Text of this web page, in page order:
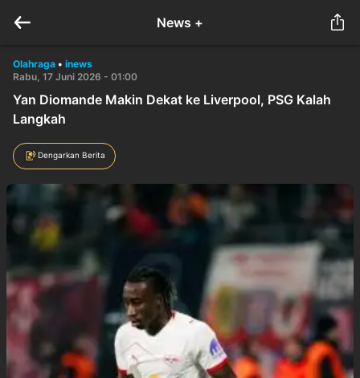
News +
Olahraga • inews
Rabu, 17 Juni 2026 - 01:00
Yan Diomande Makin Dekat ke Liverpool, PSG Kalah
Langkah
Dengarkan Berita